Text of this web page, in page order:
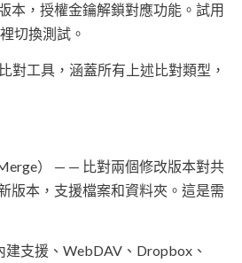
本，授權金鑰解鎖對應功能。試用
切換測試。
對工具，涵蓋所有上述比對類型，
） — — 比對兩個修改版本對共
版本，支援檔案和資料夾。這是需
建支援、WebDAV、Dropbox、